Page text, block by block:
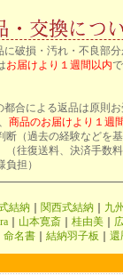
に破損・汚れ・不良部
お届けより１週間以内
都合による返品は原則
商品のお届けより１週
断（過去の経験などを
（往復送料、決済手数
担）
結納 関西式結納 九
山本寛斎 桂由美
命名書
結納羽子板 還